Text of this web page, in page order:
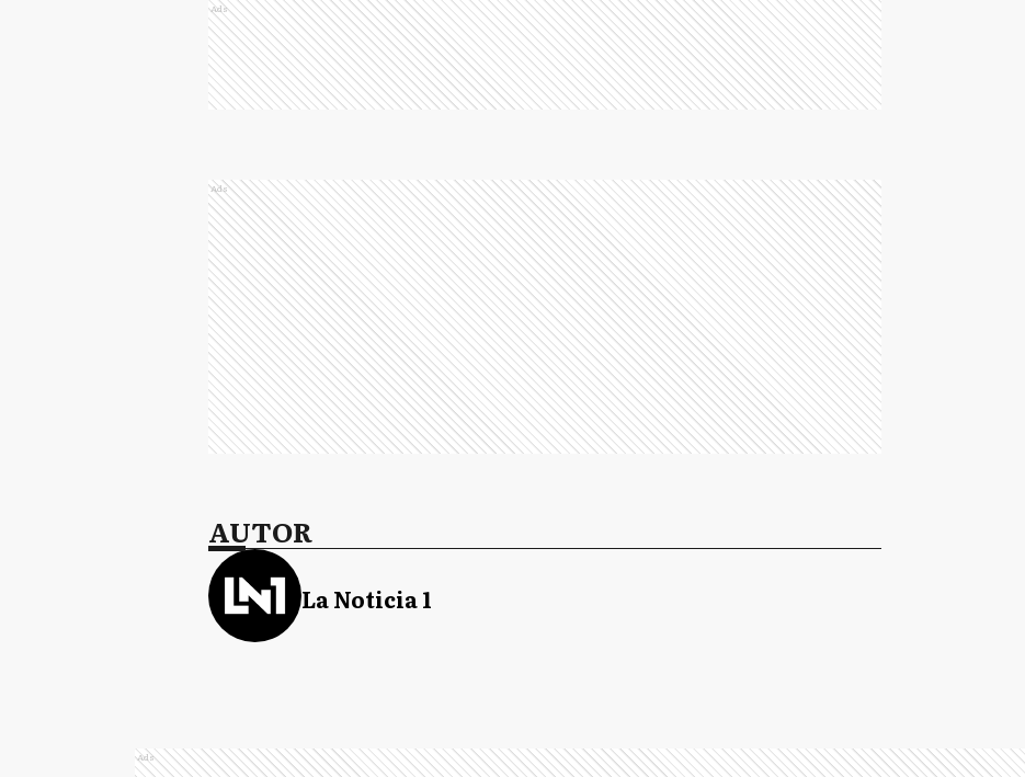
Ads
Ads
AUTOR
La Noticia 1
Ads